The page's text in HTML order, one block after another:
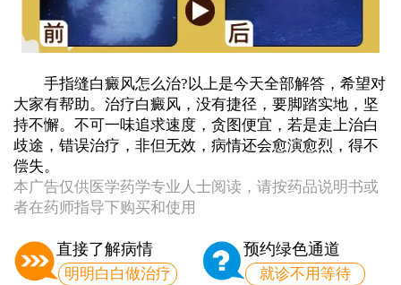
手指缝白癜风怎么治?以上是今天全部解答，希望对
大家有帮助。治疗白癜风，没有捷径，要脚踏实地，坚
持不懈。不可一味追求速度，贪图便宜，若是走上治白
歧途，错误治疗，非但无效，病情还会愈演愈烈，得不
偿失。
本广告仅供医学药学专业人士阅读，请按药品说明书或
者在药师指导下购买和使用
直接了解病情
明明白白做治疗
预约绿色通道
就诊不用等待